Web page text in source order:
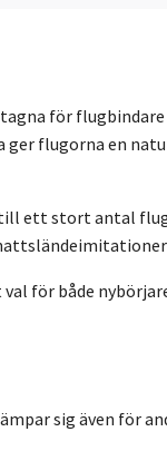
för
ger flugorna en
ett stort antal
för både
sig även för